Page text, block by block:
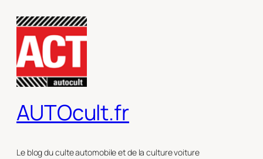
contenu
AUTOcult.fr
Le blog du culte automobile et de la culture voiture